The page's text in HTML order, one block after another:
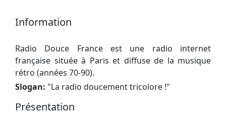
Information
Radio Douce France est une radio internet
française située à Paris et diffuse de la musique
rétro (années 70-90).
Slogan: "La radio doucement tricolore !"
Présentation